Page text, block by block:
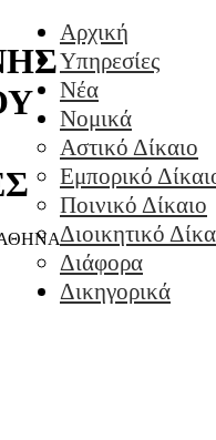
ΑΘΗΝΑ
Αρχική
Υπηρεσίες
Νέα
Νομικά
Αστικό Δίκαιο
Εμπορικό
Ποινικό Δίκαιο
Διοικητικό
Διάφορα
Δικηγορικά